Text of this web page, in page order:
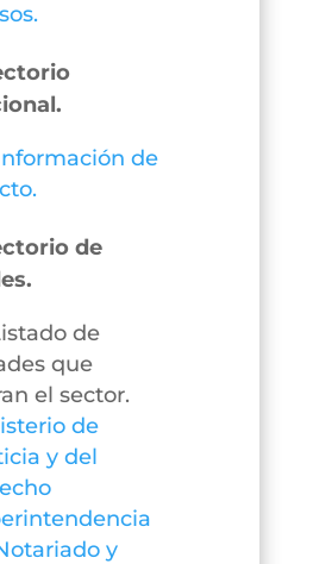
de
de
de
que
el sector.
de
y del
y